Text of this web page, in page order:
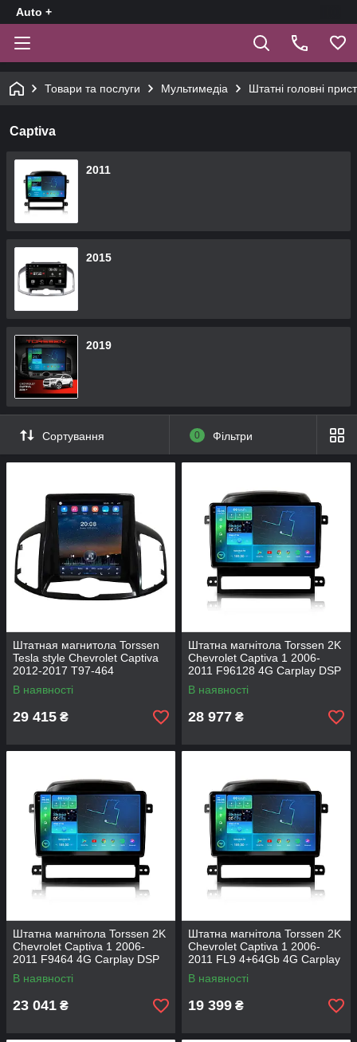
Auto +
Товари та послуги Мультимедіа Штатні головні
Captiva
2011
2015
2019
Сортування 0 Фільтри
Штатная магнитола Torssen
Tesla style Chevrolet Captiva
2012-2017 T97-464
В наявності
29 415 ₴
Штатна магнітола Torssen 2K
Chevrolet Captiva 1 2006-
2011 F96128 4G Carplay DSP
В наявності
28 977 ₴
Штатна магнітола Torssen 2K
Chevrolet Captiva 1 2006-
2011 F9464 4G Carplay DSP
В наявності
23 041 ₴
Штатна магнітола Torssen 2K
Chevrolet Captiva 1 2006-
2011 FL9 4+64Gb 4G Carplay
DSP
В наявності
19 399 ₴